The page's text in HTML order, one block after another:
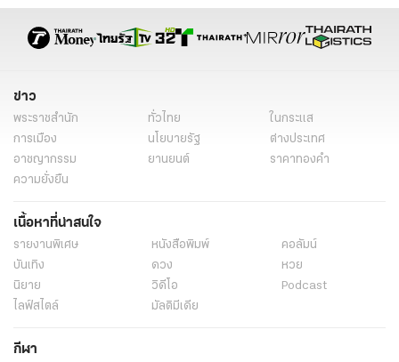
ข่าว
พระราชสำนัก ทั่วไทย
ในกระแส
การเมือง
นโยบายรัฐ
ต่างประเทศ
อาชญากรรม
ยานยนต์
ราคาทองคำ
ความยั่งยืน
เนื้อหาที่น่าสนใจ
รายงานพิเศษ หนังสือพิมพ์
คอลัมน์
บันเทิง
ดวง
หวย
นิยาย
วิดีโอ
Podcast
ไลฟ์สไตล์
มัลติมีเดีย
กีฬา